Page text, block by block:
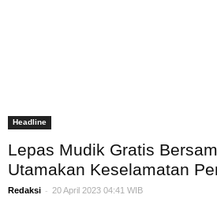
Headline
Lepas Mudik Gratis
Utamakan Keselamatan
Redaksi - 20 April 2023 04:41 WIB